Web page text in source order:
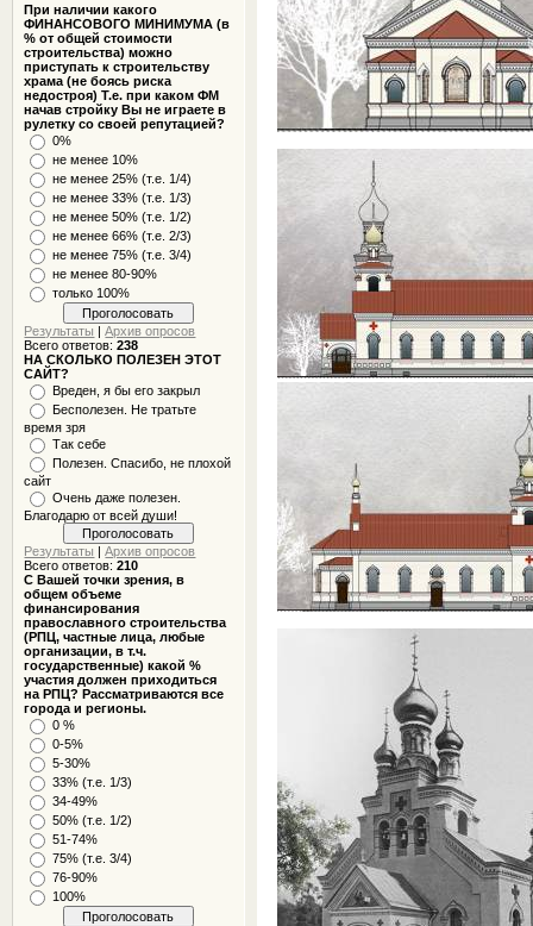
При наличии какого
ФИНАНСОВОГО МИНИМУМА (в
% от общей стоимости
строительства) можно
приступать к строительству
храма (не боясь риска
недостроя) Т.е. при каком ФМ
начав стройку Вы не играете в
рулетку со своей репутацией?
0%
не менее 10%
не менее 25% (т.е. 1/4)
не менее 33% (т.е. 1/3)
не менее 50% (т.е. 1/2)
не менее 66% (т.е. 2/3)
не менее 75% (т.е. 3/4)
не менее 80-90%
только 100%
Результаты |Архив опросов
Всего ответов:238
НА СКОЛЬКО ПОЛЕЗЕН ЭТОТ
САЙТ?
Вреден, я бы его закрыл
Бесполезен. Не тратьте
время зря
Так себе
Полезен. Спасибо, не плохой
сайт
Очень даже полезен.
Благодарю от всей души!
Результаты |Архив опросов
Всего ответов:210
С Вашей точки зрения, в
общем объеме
финансирования
православного строительства
(РПЦ, частные лица, любые
организации, в т.ч.
государственные) какой %
участия должен приходиться
на РПЦ? Рассматриваются все
города и регионы.
0 %
0-5%
5-30%
33% (т.е. 1/3)
34-49%
50% (т.е. 1/2)
51-74%
75% (т.е. 3/4)
76-90%
100%